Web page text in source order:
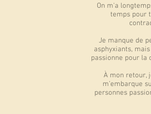
On m'a
temps pour
Je manque de
asphyxiants,
passionne pour la
À mon retour,
m’embarque
personnes